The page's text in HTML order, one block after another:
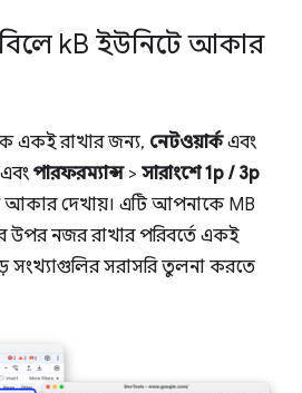
kB ইউনিটে আকার
একই রাখার জন্য, নেটওয়ার্কএবং
পারফরম্যান্স> সারাংশে 1p / 3p
দেখায়। এটি আপনাকে MB
উপর নজর রাখার পরিবর্তে একই
সংখ্যাগুলির সরাসরি তুলনা করতে